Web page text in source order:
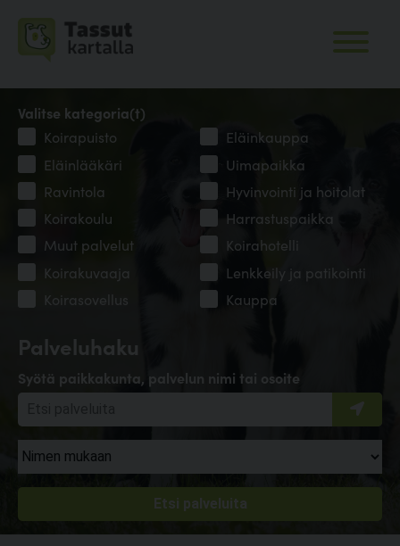
Palveluhaku
Syötä paikkakunta, palvelun nimi tai osoite
Valitse kategoria(t)
Koirapuisto
Eläinkauppa
Eläinlääkäri
Uimapaikka
Ravintola
Hyvinvointi ja hoitolat
Koirakoulu
Harrastuspaikka
Muut palvelut
Koirahotelli
Koirakuvaaja
Lenkkeily ja patikointi
Koirasovellus
Kauppa